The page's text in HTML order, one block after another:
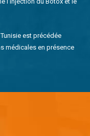
est précédée
médicales en présence